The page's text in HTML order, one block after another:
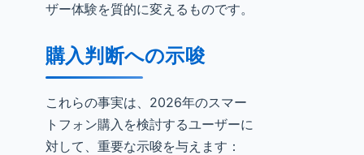
ザー体験を質的に変えるものです。
購入判断への示唆
これらの事実は、2026年のスマー
トフォン購入を検討するユーザーに
対して、重要な示唆を与えます：